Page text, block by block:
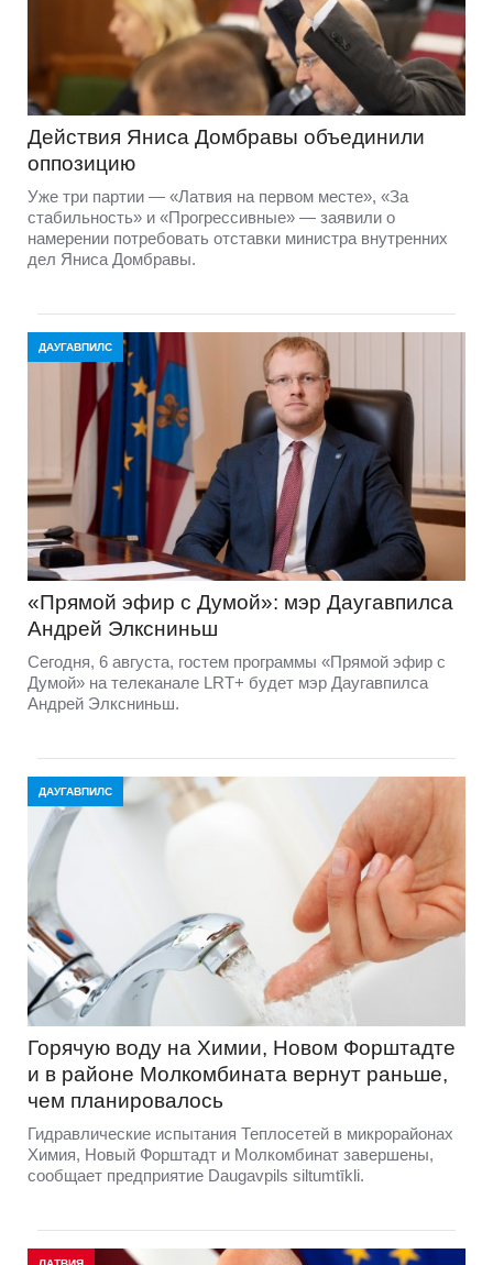
Действия Яниса Домбравы объединили
оппозицию
Уже три партии — «Латвия на первом месте», «За
стабильность» и «Прогрессивные» — заявили о
намерении потребовать отставки министра внутренних
дел Яниса Домбравы.
ДАУГАВПИЛС
«Прямой эфир с Думой»: мэр Даугавпилса
Андрей Элксниньш
Сегодня, 6 августа, гостем программы «Прямой эфир с
Думой» на телеканале LRT+ будет мэр Даугавпилса
Андрей Элксниньш.
ДАУГАВПИЛС
Горячую воду на Химии, Новом Форштадте
и в районе Молкомбината вернут раньше,
чем планировалось
Гидравлические испытания Теплосетей в микрорайонах
Химия, Новый Форштадт и Молкомбинат завершены,
сообщает предприятие Daugavpils siltumtīkli.